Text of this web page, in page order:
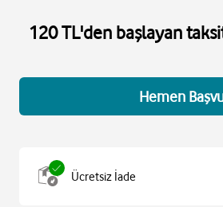
120 TL'den başlayan
Hemen
Ücretsiz İade